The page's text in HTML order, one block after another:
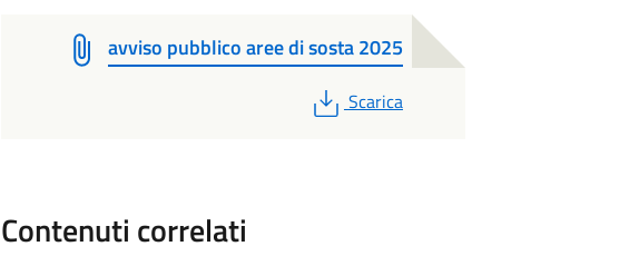
avviso pubblico aree di sosta 2025
PDF
Scarica
Contenuti correlati